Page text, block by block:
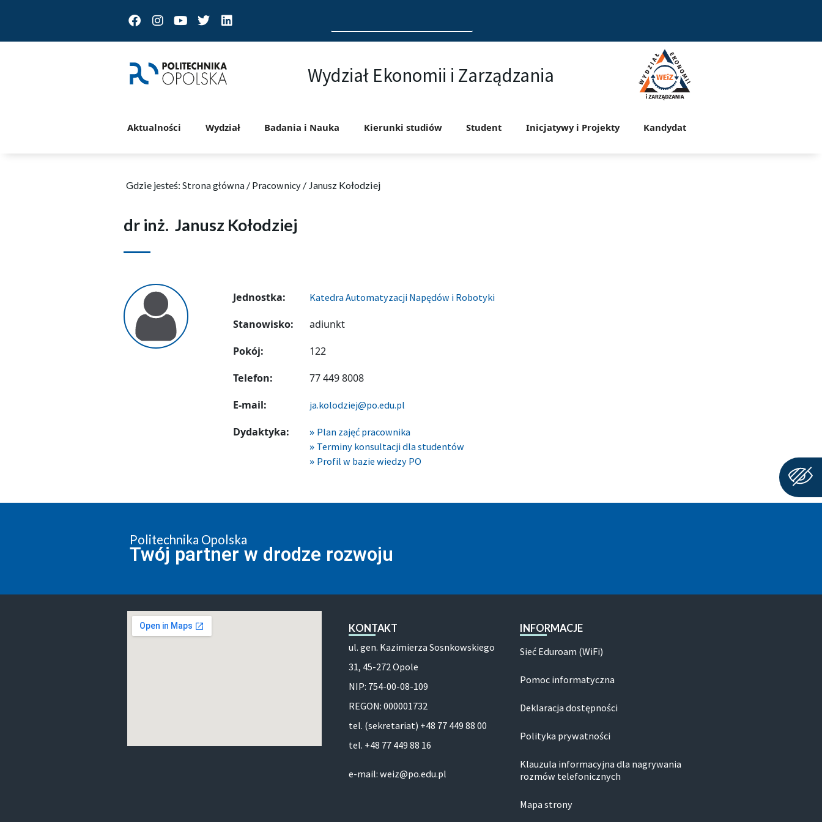
FacebookInstagram
Youtube
TwitterLinkedin
for:
Wydział Ekonomii i Zarządzania
Aktualności Wydział Badania i Nauka Kierunki studiów Student Inicjatywy i Projekty Kandydat
Gdzie jesteś: Strona główna / Pracownicy/ Janusz Kołodziej
dr inż. Janusz Kołodziej
Jednostka: Katedra Automatyzacji Napędów i Robotyki
Stanowisko:
adiunkt
Pokój:
122
Telefon:
77 449 8008
E-mail:
ja.kolodziej@po.edu.pl
Dydaktyka:
Plan zajęć pracownika
Terminy konsultacji dla studentów
Profil w bazie wiedzy PO
Politechnika Opolska
Twój partner w drodze rozwoju
KONTAKT
ul. gen. Kazimierza Sosnkowskiego
31, 45-272 Opole
NIP: 754-00-08-109
REGON: 000001732
tel. (sekretariat) +48 77 449 88 00
tel. +48 77 449 88 16
e-mail: weiz@po.edu.pl
INFORMACJE
Sieć Eduroam (WiFi)
Pomoc informatyczna
Deklaracja dostępności
Polityka prywatności
Klauzula informacyjna dla nagrywania
rozmów telefonicznych
Mapa strony